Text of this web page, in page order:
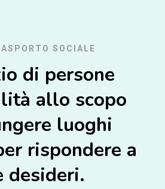
SOCIALE
di persone
allo scopo
luoghi
rispondere a
desideri.